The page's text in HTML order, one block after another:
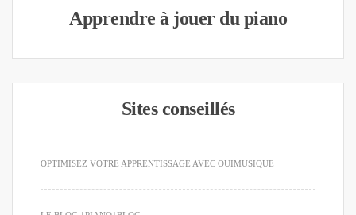
Apprendre à jouer du piano
Sites conseillés
OPTIMISEZ VOTRE APPRENTISSAGE AVEC OUIMUSIQUE